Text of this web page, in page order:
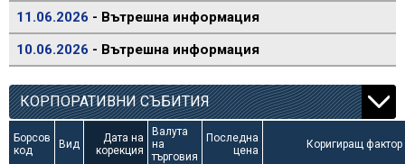
11.06.2026 - Вътрешна информация
10.06.2026 - Вътрешна информация
КОРПОРАТИВНИ СЪБИТИЯ
Борсов
код
Вид
Дата на
корекция
Валута
на
търговия
Последна
цена
Коригиращ фактор